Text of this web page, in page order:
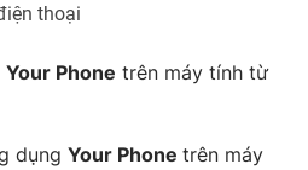
VTV.vn khi phát hành lại
thoại
Your Phone trên máy tính từ
dụng Your Phone trên máy